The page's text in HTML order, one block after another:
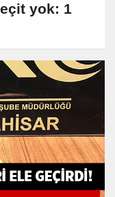
yok: 1